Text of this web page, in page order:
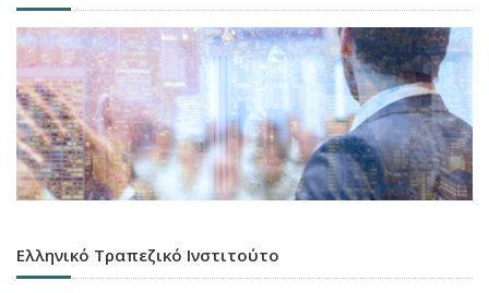
Ελληνικό Τραπεζικό Ινστιτούτο